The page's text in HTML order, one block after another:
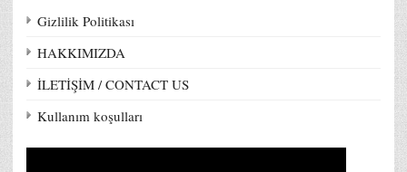
Gizlilik Politikası
HAKKIMIZDA
İLETİŞİM / CONTACT US
Kullanım koşulları